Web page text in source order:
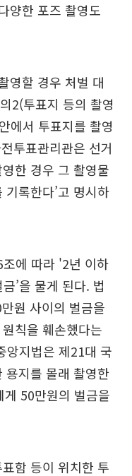
양한 포즈 촬영도
영할 경우 처벌 대
2(투표지 등의 촬영
에서 투표지를 촬영
투표관리관은 선거
한 경우 그 촬영물
록한다’고 명시하
에 따라 '2년 이하
’을 물게 된다. 법
원 사이의 벌금을
칙을 훼손했다는
앙지법은 제21대 국
용지를 몰래 촬영한
50만원의 벌금을
함 등이 위치한 투